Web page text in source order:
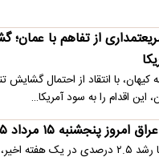
از تفاهم با عمان؛
کیهان، با انتقاد از احتمال
این اقدام را به سود آمریکا…
پنجشنبه ۱۵ مرداد ۱۴۰۵
تومان رسید